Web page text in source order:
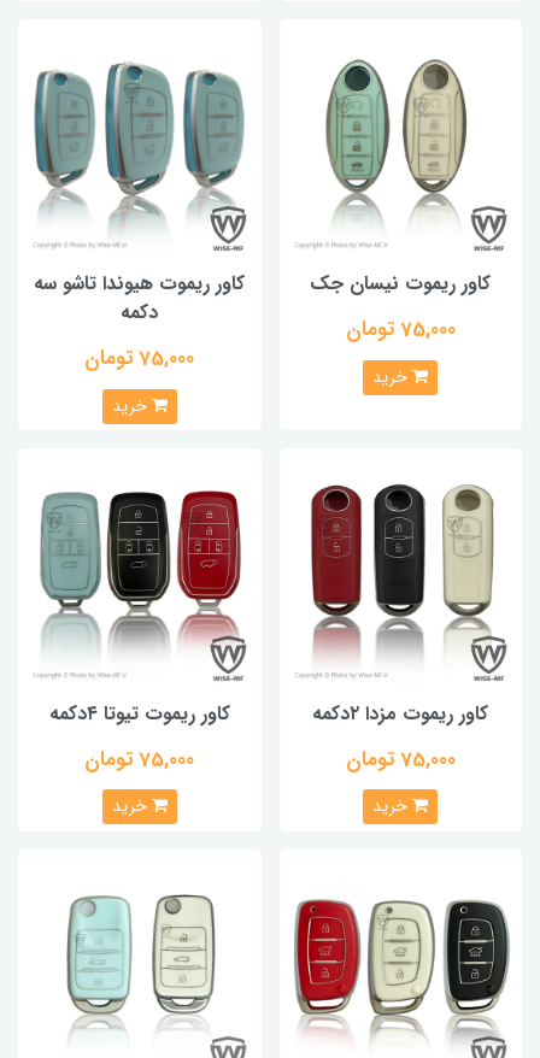
کاور ریموت نیسان جک
75,000 تومان
خرید
کاور ریموت هیوندا تاشو سه
دکمه
75,000 تومان
خرید
کاور ریموت مزدا ۲دکمه
75,000 تومان
خرید
کاور ریموت تیوتا ۴دکمه
75,000 تومان
خرید